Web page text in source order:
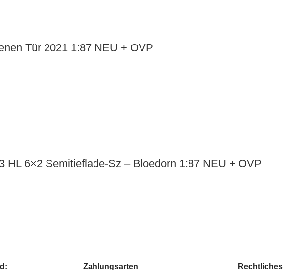
Tür 2021 1:87 NEU + OVP
HL 6×2 Semitieflade-Sz – Bloedorn 1:87 NEU + OVP
Zahlungsarten Rechtliches